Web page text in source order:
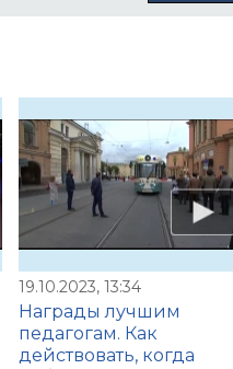
19.10.2023, 13:34
Награды лучшим
педагогам. Как
действовать, когда